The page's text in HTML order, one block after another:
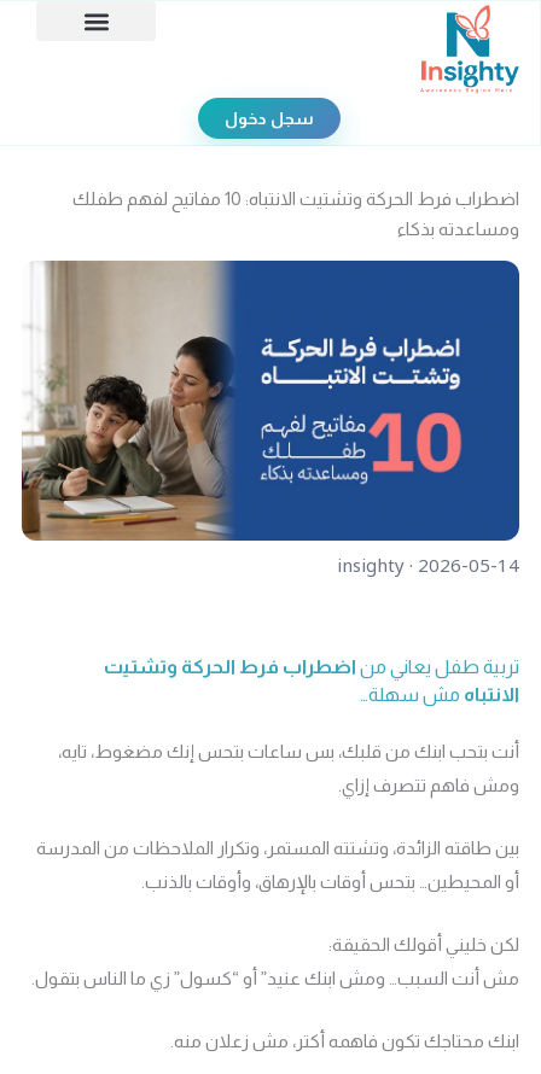
سجل دخول
اضطراب فرط الحركة وتشتيت الانتباه: 10 مفاتيح لفهم طفلك
ومساعدته بذكاء
insighty · 2026-05-14
تربية طفل يعاني من اضطراب فرط الحركة وتشتيت
الانتباهمش سهلة…
أنت بتحب ابنك من قلبك، بس ساعات بتحس إنك مضغوط، تايه،
ومش فاهم تتصرف إزاي.
بين طاقته الزائدة، وتشتته المستمر، وتكرار الملاحظات من المدرسة
أو المحيطين… بتحس أوقات بالإرهاق، وأوقات بالذنب.
لكن خليني أقولك الحقيقة:
مش أنت السبب… ومش ابنك عنيد” أو “كسول” زي ما الناس بتقول.
ابنك محتاجك تكون فاهمه أكتر، مش زعلان منه.